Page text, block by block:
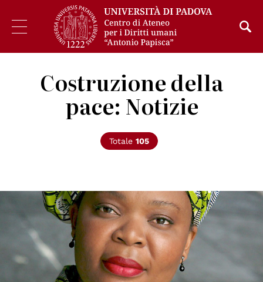
Costruzione della
pace: Notizie
Totale 105
© wikimedia commons